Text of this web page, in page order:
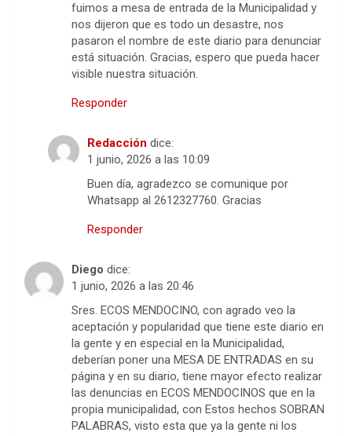
fuimos a mesa de entrada de la Municipalidad y
nos dijeron que es todo un desastre, nos
pasaron el nombre de este diario para denunciar
está situación. Gracias, espero que pueda hacer
visible nuestra situación.
Responder
Redacción dice:
1 junio, 2026 a las 10:09
Buen día, agradezco se comunique por
Whatsapp al 2612327760. Gracias
Responder
Diego dice:
1 junio, 2026 a las 20:46
Sres. ECOS MENDOCINO, con agrado veo la
aceptación y popularidad que tiene este diario en
la gente y en especial en la Municipalidad,
deberían poner una MESA DE ENTRADAS en su
página y en su diario, tiene mayor efecto realizar
las denuncias en ECOS MENDOCINOS que en la
propia municipalidad, con Estos hechos SOBRAN
PALABRAS, visto esta que ya la gente ni los